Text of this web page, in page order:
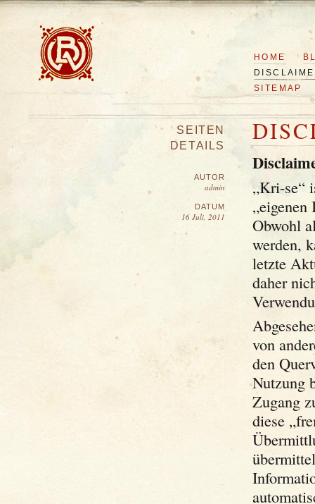
HOME
SITEMAP
SEITEN
DETAILS
AUTOR
admin
DATUM
16 Juli, 2011
„Kri-se“
Obwohl
werden,
letzte
daher
von
den
Nutzung
Zugang
diese